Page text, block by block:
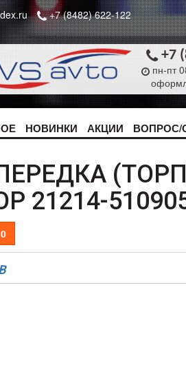
+7 (8482) 622-122
+7
пн-пт
НОВИНКИ АКЦИИ ВОПРОС/
21214-
0